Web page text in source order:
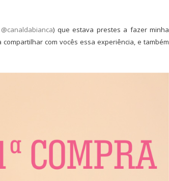
@canaldabianca) que estava prestes a fazer minha
com vocês essa experiência, e também